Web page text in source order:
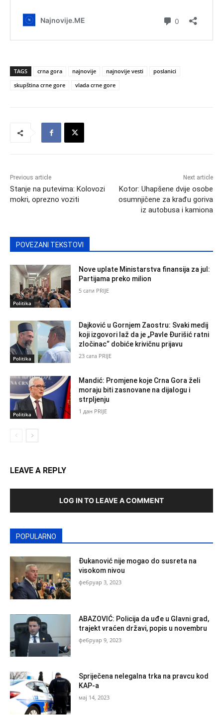
TAGS crna gora najnovije najnovije vesti
poslanici
skupština crne gore
vlada crne gore
Previous article
Stanje na putevima: Kolovozi
mokri, oprezno voziti
Next article
Kotor: Uhapšene dvije osobe
osumnjičene za krađu goriva
iz autobusa i kamiona
POVEZANI TEKSTOVI
Politika
Nove uplate Ministarstva finansija za jul:
Partijama preko milion
5 сати PRIJE
Politika
Dajković u Gornjem Zaostru: Svaki medij
koji izgovori laž da je „Pavle Đurišić ratni
zločinac“ dobiće krivičnu prijavu
23 сата PRIJE
Politika
Mandić: Promjene koje Crna Gora želi
moraju biti zasnovane na dijalogu i
strpljenju
1 дан PRIJE
LEAVE A REPLY
LOG IN TO LEAVE A COMMENT
POPULARNO
Đukanović nije mogao do susreta na
visokom nivou
фебруар 3, 2023
ABAZOVIĆ: Policija da uđe u Glavni grad,
trajekt vraćen državi, popis u novembru
фебруар 9, 2023
Spriječena nelegalna trka na pravcu kod
KAP-a
мај 14, 2023